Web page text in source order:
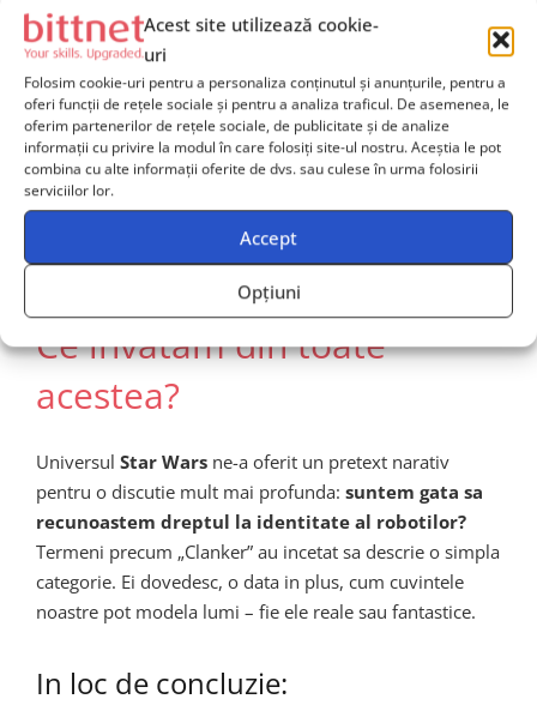
Acest site utilizează cookie-
uri
Folosim cookie-uri pentru a personaliza conținutul și anunțurile, pentru a
oferi funcții de rețele sociale și pentru a analiza traficul. De asemenea, le
oferim partenerilor de rețele sociale, de publicitate și de analize
informații cu privire la modul în care folosiți site-ul nostru. Aceștia le pot
combina cu alte informații oferite de dvs. sau culese în urma folosirii
serviciilor lor.
Accept
Opțiuni
Suntem pregatiti sa le oferim identitate, respect si
drepturi?
Sau vom continua sa folosim termeni jignitori
precum „Clanker”, pastrand o relatie de dominare?
Dezbaterea abia incepe. Iar pe masura ce AI devine
parte din viata noastra de zi cu zi, trebuie sa tratam
aceste subiecte nu ca pe basme SF, ci ca aspecte reale
ale deciziilor noastre sociale, culturale si morale.
Ce invatam din toate
acestea?
Universul Star Wars ne-a oferit un pretext narativ
pentru o discutie mult mai profunda: suntem gata sa
recunoastem dreptul la identitate al robotilor?
Termeni precum „Clanker” au incetat sa descrie o simpla
categorie. Ei dovedesc, o data in plus, cum cuvintele
noastre pot modela lumi – fie ele reale sau fantastice.
In loc de concluzie: